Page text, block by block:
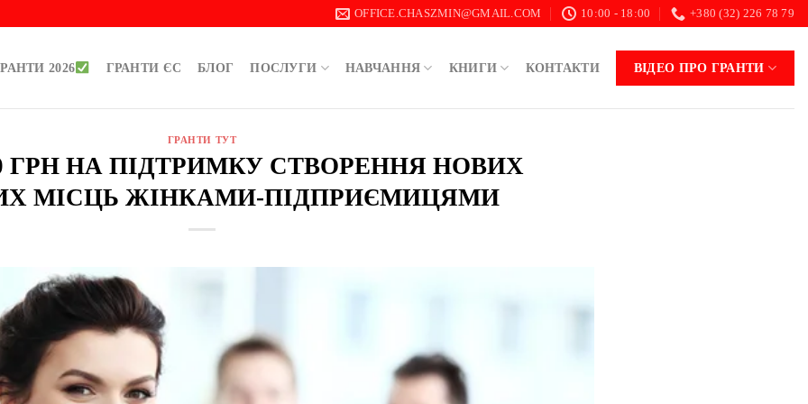
OFFICE.CHASZMIN@GMAIL.COM 10:00 - 18:00 +380 (32) 226 78 79
2026 ГРАНТИ ЄС БЛОГ ПОСЛУГИ НАВЧАННЯ КНИГИ КОНТАКТИ ВІДЕО ПРО ГРАНТИ
ГРАНТИ ТУТ
ГРН НА ПІДТРИМКУ СТВОРЕННЯ НОВИХ
МІСЦЬ ЖІНКАМИ-ПІДПРИЄМИЦЯМИ